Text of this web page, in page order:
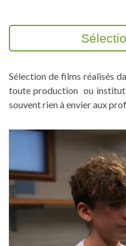
Sélection de films réalisés
toute production ou
souvent rien à envier aux